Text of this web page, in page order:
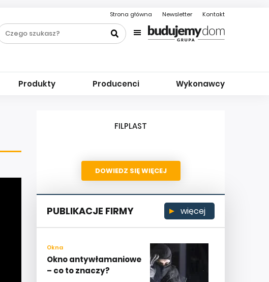
Strona główna Newsletter Kontakt
Produkty Producenci Wykonawcy
FILPLAST
DOWIEDZ SIĘ WIĘCEJ
PUBLIKACJE FIRMY więcej
Okna
Okno antywłamaniowe
– co to znaczy?